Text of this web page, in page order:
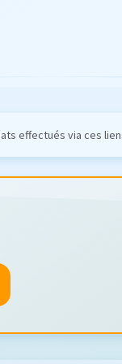
effectués via ces